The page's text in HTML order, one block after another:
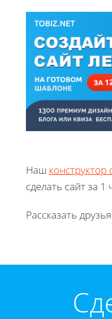
Наш конструктор
сделать сайт за 1
Рассказать